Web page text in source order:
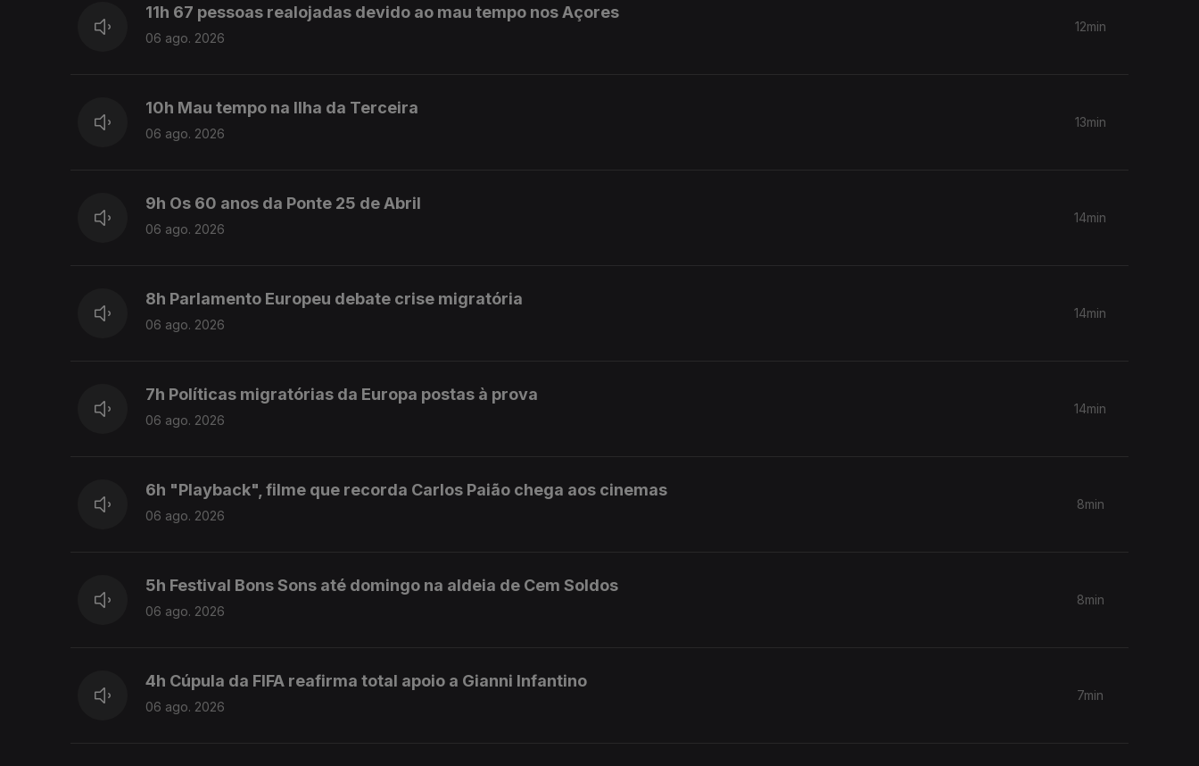
11h 67 pessoas realojadas devido ao mau tempo nos Açores
06 ago. 2026
12min
10h Mau tempo na Ilha da Terceira
06 ago. 2026
13min
9h Os 60 anos da Ponte 25 de Abril
06 ago. 2026
14min
8h Parlamento Europeu debate crise migratória
06 ago. 2026
14min
7h Políticas migratórias da Europa postas à prova
06 ago. 2026
14min
6h "Playback", filme que recorda Carlos Paião chega aos cinemas
06 ago. 2026
8min
5h Festival Bons Sons até domingo na aldeia de Cem Soldos
06 ago. 2026
8min
4h Cúpula da FIFA reafirma total apoio a Gianni Infantino
06 ago. 2026
7min